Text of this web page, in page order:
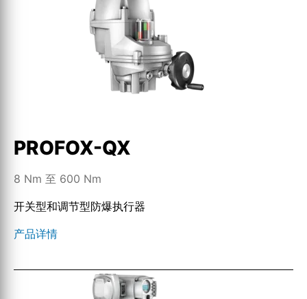
PROFOX-QX
8 Nm 至 600 Nm
开关型和调节型防爆执行器
产品详情